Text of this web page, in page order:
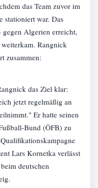
das Team zuvor im
stationiert war. Das
Algerien erreicht,
Rangnick
zusammen:
das Ziel klar:
jetzt regelmäßig an
Er hatte seinen
Bund (ÖFB) zu
Lars Kornetka verlässt
deutschen